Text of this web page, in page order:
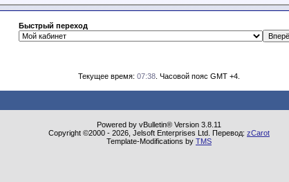
Быстрый переход
Текущее время: 07:38 . Часовой пояс GMT +4.
Powered by vBulletin® Version 3.8.11
Copyright ©2000 - 2026, Jelsoft Enterprises Ltd. Перевод: zCarot
Template-Modifications by TMS